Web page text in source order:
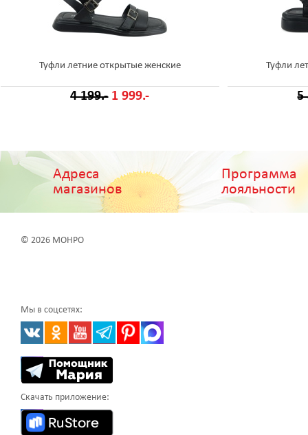
Туфли летние открытые женские
4 199.- 1 999.-
Туфли
5
Адреса
магазинов
Программа
лояльности
© 2026 МОНРО
Мы в соцсетях:
Скачать приложение: